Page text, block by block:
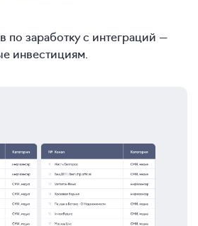
по заработку с интеграций —
инвестициям.